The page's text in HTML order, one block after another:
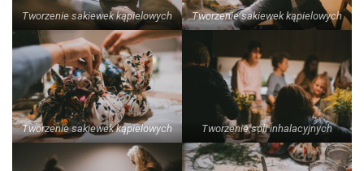
Tworzenie sakiewek kąpielowych Tworzenie sakiewek kąpielowych
Tworzenie sakiewek kąpielowych Tworzenie soli inhalacyjnych